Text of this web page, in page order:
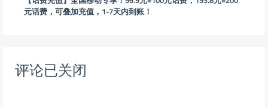
元话费，可叠加充值，1-7天内到账！
评论已关闭